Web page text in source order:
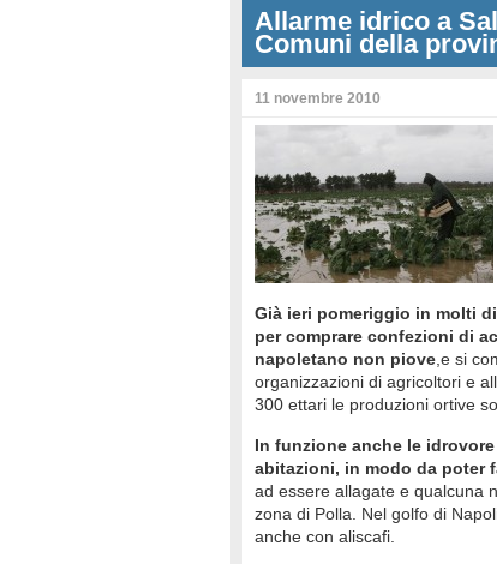
Allarme idrico a
Comuni della
11 novembre 2010
Già ieri pomeriggio in molti
per comprare confezioni di
napoletano non piove ,e si
organizzazioni di agricoltori e
300 ettari le produzioni ortive
In funzione anche le
abitazioni, in modo da poter
ad essere allagate e qualcuna
zona di Polla. Nel golfo di
anche con aliscafi.